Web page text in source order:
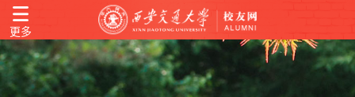
更多